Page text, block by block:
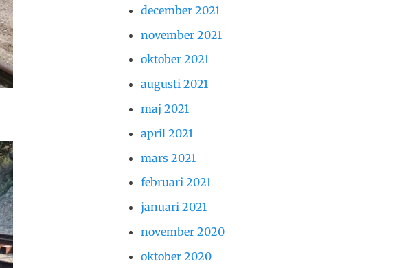
december 2021
november 2021
oktober 2021
augusti 2021
maj 2021
april 2021
mars 2021
februari 2021
januari 2021
november 2020
oktober 2020